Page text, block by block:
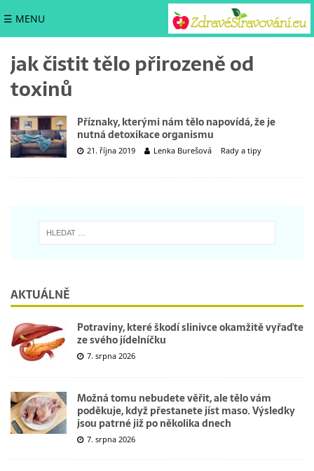
☰ MENU
jak čistit tělo přirozeně od
toxinů
Příznaky, kterými nám tělo napovídá, že je
nutná detoxikace organismu
21. října 2019 Lenka Burešová Rady a tipy
AKTUÁLNĚ
Potraviny, které škodí slinivce okamžitě vyřaďte
ze svého jídelníčku
7. srpna 2026
Možná tomu nebudete věřit, ale tělo vám
poděkuje, když přestanete jíst maso. Výsledky
jsou patrné již po několika dnech
7. srpna 2026